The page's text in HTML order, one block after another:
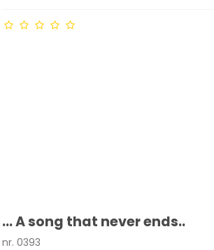
... A song that never ends..
nr. 0393